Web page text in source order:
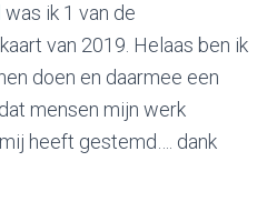
was ik 1 van de
van 2019. Helaas ben ik
doen en daarmee een
mensen mijn werk
heeft gestemd…. dank